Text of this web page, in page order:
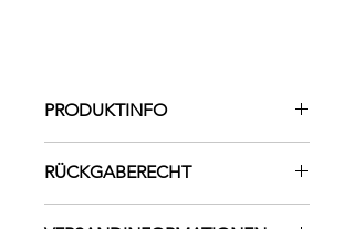
PRODUKTINFO
25cm x 20 cm
Material: Bilderrahmen weiß aus
Hartfaserplatte und Papierfolie zum
RÜCKGABERECHT